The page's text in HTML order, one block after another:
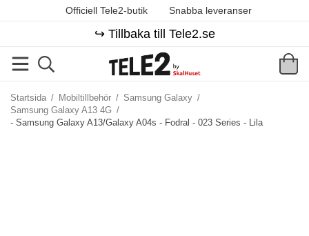
Officiell Tele2-butik Snabba leveranser
↪️ Tillbaka till Tele2.se
Startsida / Mobiltillbehör / Samsung Galaxy /
Samsung Galaxy A13 4G /
- Samsung Galaxy A13/Galaxy A04s - Fodral - 023 Series - Lila